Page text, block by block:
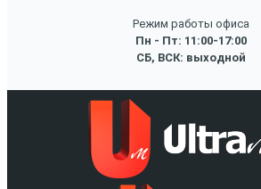
Режим работы офиса
Пн - Пт: 11:00-17:00
СБ, ВСК: выходной